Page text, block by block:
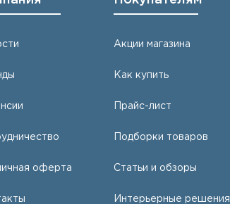
оферта
Акции магазина
Как купить
Прайс-лист
Подборки товаров
Статьи и обзоры
Интерьерные решения